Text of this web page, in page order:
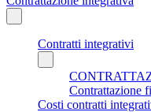
Contratti integrativi
Contrattazione
Costi contratti